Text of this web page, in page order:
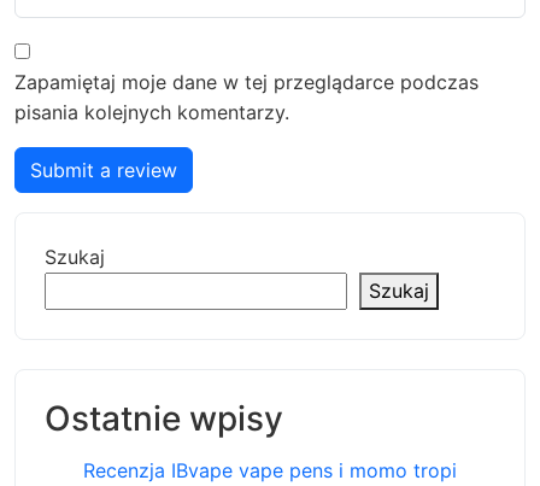
Zapamiętaj moje dane w tej przeglądarce podczas
pisania kolejnych komentarzy.
Submit a review
Szukaj
Szukaj
Ostatnie wpisy
Recenzja IBvape vape pens i momo tropi